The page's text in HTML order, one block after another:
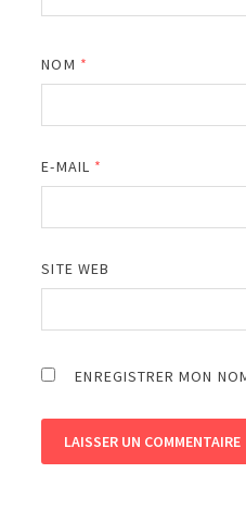
NOM *
E-MAIL *
SITE WEB
ENREGISTRER MON